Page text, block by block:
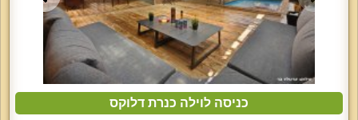
כניסה לוילה כנרת דלוקס